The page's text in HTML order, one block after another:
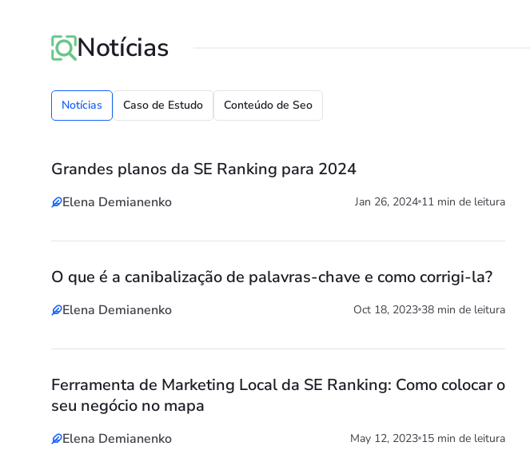
Notícias
Notícias Caso de Estudo Conteúdo de Seo
Grandes planos da SE Ranking para 2024
Elena Demianenko Jan 26, 2024 11 min de leitura
O que é a canibalização de palavras-chave e como corrigi-la?
Elena Demianenko Oct 18, 2023 38 min de leitura
Ferramenta de Marketing Local da SE Ranking: Como colocar o
seu negócio no mapa
Elena Demianenko May 12, 2023 15 min de leitura